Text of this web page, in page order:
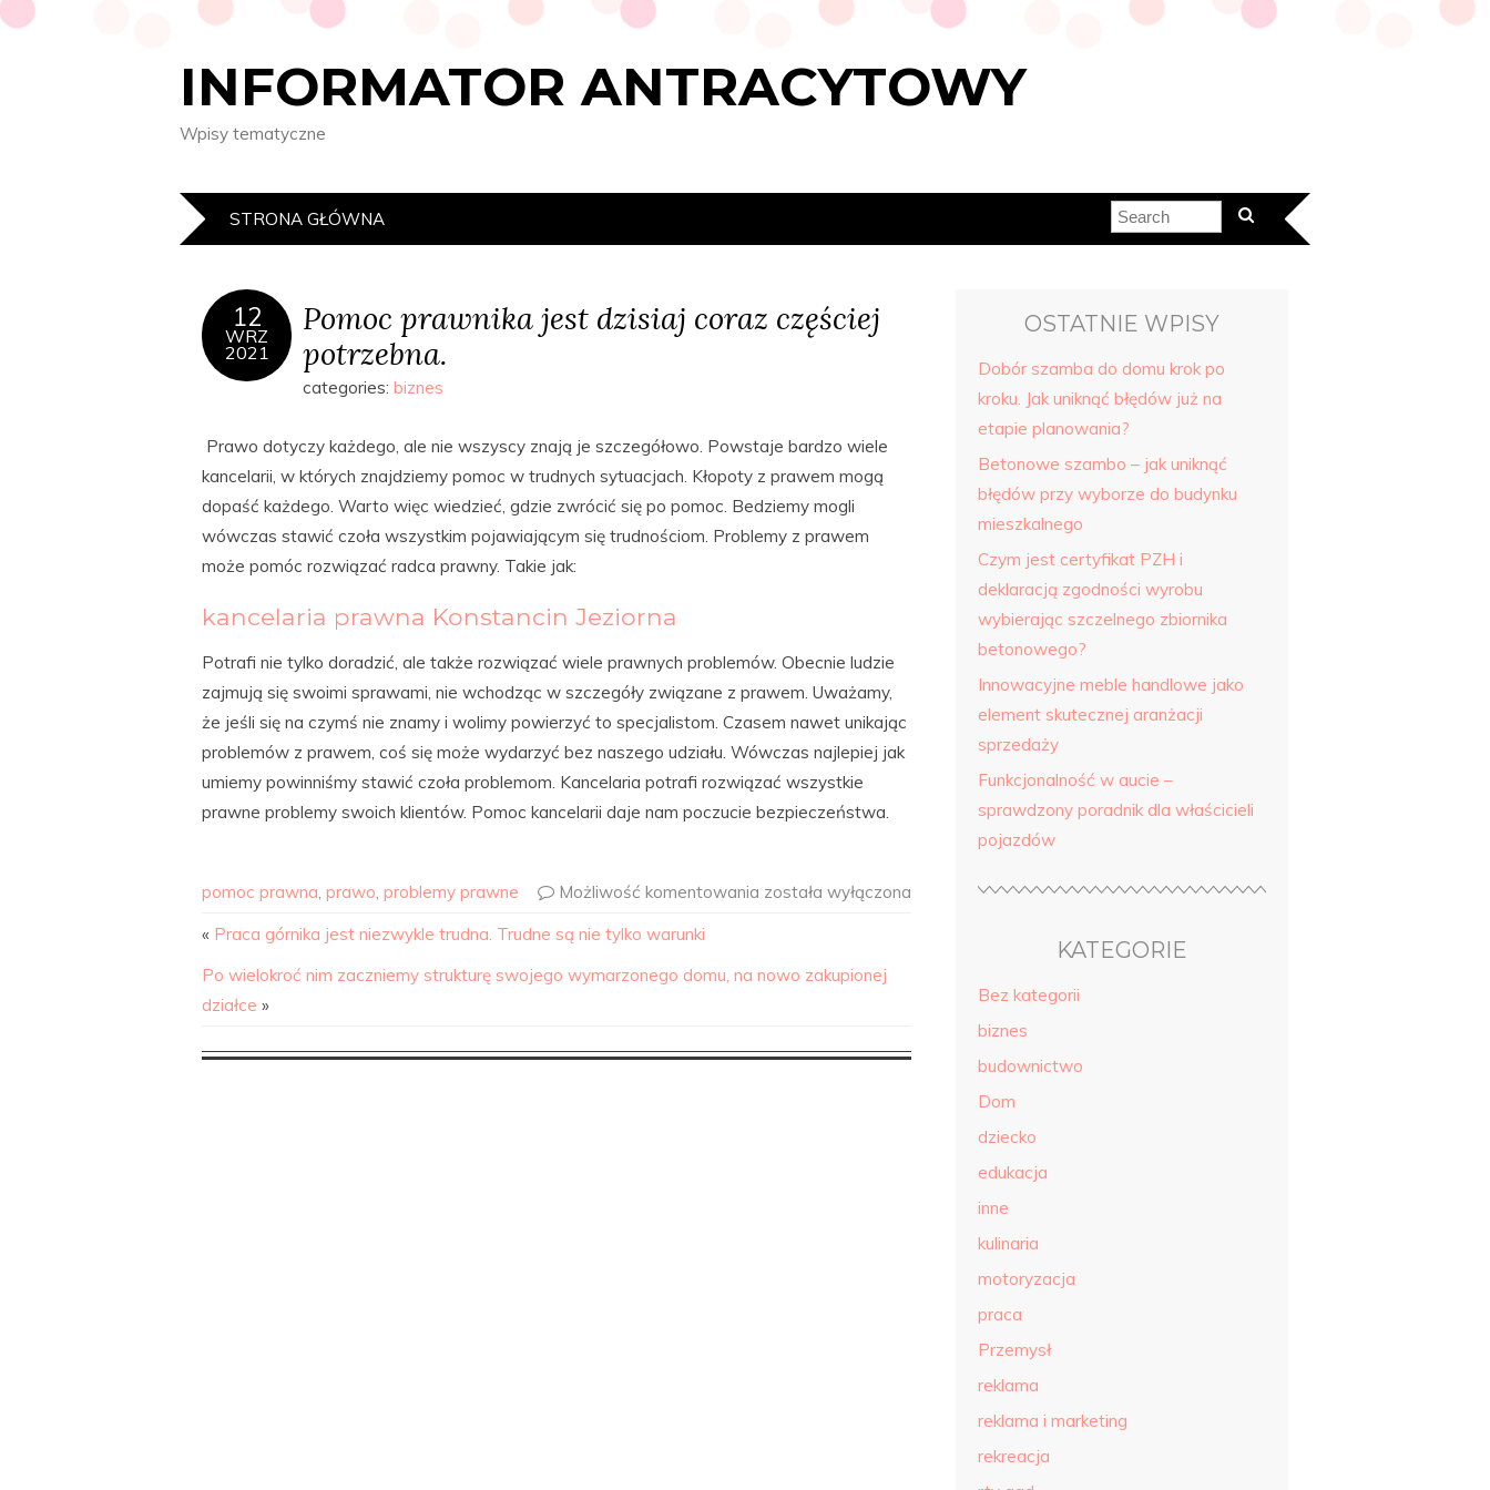
INFORMATOR ANTRACYTOWY
Wpisy tematyczne
STRONA GŁÓWNA
12
WRZ
2021
Pomoc prawnika jest dzisiaj coraz częściej
potrzebna.
categories: biznes
Prawo dotyczy każdego, ale nie wszyscy znają je szczegółowo. Powstaje bardzo wiele
kancelarii, w których znajdziemy pomoc w trudnych sytuacjach. Kłopoty z prawem mogą
dopaść każdego. Warto więc wiedzieć, gdzie zwrócić się po pomoc. Bedziemy mogli
wówczas stawić czoła wszystkim pojawiającym się trudnościom. Problemy z prawem
może pomóc rozwiązać radca prawny. Takie jak:
kancelaria prawna Konstancin Jeziorna
Potrafi nie tylko doradzić, ale także rozwiązać wiele prawnych problemów. Obecnie ludzie
zajmują się swoimi sprawami, nie wchodząc w szczegóły związane z prawem. Uważamy,
że jeśli się na czymś nie znamy i wolimy powierzyć to specjalistom. Czasem nawet unikając
problemów z prawem, coś się może wydarzyć bez naszego udziału. Wówczas najlepiej jak
umiemy powinniśmy stawić czoła problemom. Kancelaria potrafi rozwiązać wszystkie
prawne problemy swoich klientów. Pomoc kancelarii daje nam poczucie bezpieczeństwa.
pomoc prawna, prawo, problemy prawne Możliwość komentowania została wyłączona
« Praca górnika jest niezwykle trudna. Trudne są nie tylko warunki
Po wielokroć nim zaczniemy strukturę swojego wymarzonego domu, na nowo zakupionej
działce »
OSTATNIE WPISY
Dobór szamba do domu krok po
kroku. Jak uniknąć błędów już na
etapie planowania?
Betonowe szambo – jak uniknąć
błędów przy wyborze do budynku
mieszkalnego
Czym jest certyfikat PZH i
deklaracją zgodności wyrobu
wybierając szczelnego zbiornika
betonowego?
Innowacyjne meble handlowe jako
element skutecznej aranżacji
sprzedaży
Funkcjonalność w aucie –
sprawdzony poradnik dla właścicieli
pojazdów
KATEGORIE
Bez kategorii
biznes
budownictwo
Dom
dziecko
edukacja
inne
kulinaria
motoryzacja
praca
Przemysł
reklama
reklama i marketing
rekreacja